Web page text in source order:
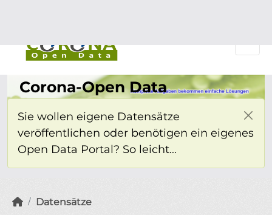
Corona-Open Data
Sie wollen eigene Datensätze
veröffentlichen oder benötigen ein eigenes
Open Data Portal? So leicht...
Datensätze